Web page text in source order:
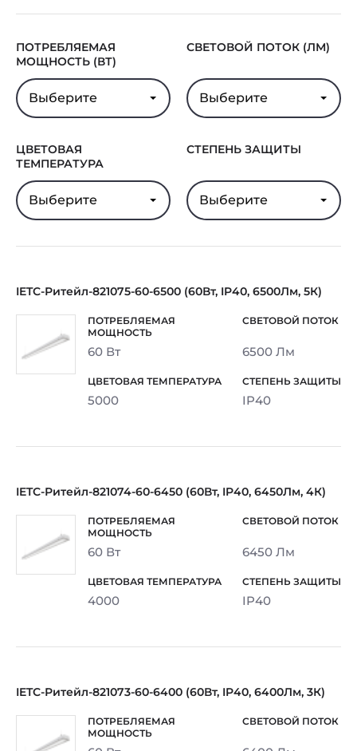
ПОТРЕБЛЯЕМАЯ
МОЩНОСТЬ (ВТ)
Выберите
СВЕТОВОЙ ПОТОК (ЛМ)
Выберите
ЦВЕТОВАЯ
ТЕМПЕРАТУРА
Выберите
СТЕПЕНЬ ЗАЩИТЫ
Выберите
IETC-Ритейл-821075-60-6500 (60Вт, IP40, 6500Лм, 5К)
60 Вт 6500 Лм
5000 IP40
IETC-Ритейл-821074-60-6450 (60Вт, IP40, 6450Лм, 4К)
60 Вт 6450 Лм
4000 IP40
IETC-Ритейл-821073-60-6400 (60Вт, IP40, 6400Лм, 3К)